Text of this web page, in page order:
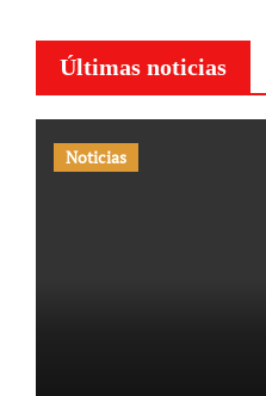
Últimas noticias
Noticias